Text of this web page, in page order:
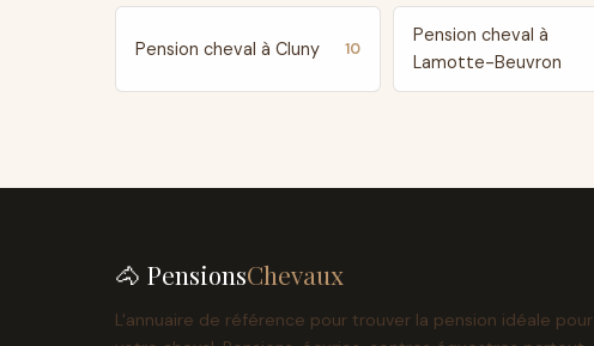
Pension cheval à Cluny 10
Pension cheval à
Lamotte-Beuvron
🐴 PensionsChevaux
L'annuaire de référence pour trouver la pension idéale pour